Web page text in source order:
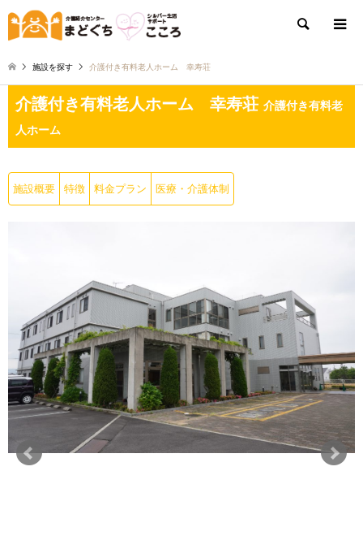
検索
施設を探す 介護付き有料老人ホーム 幸寿荘
介護付き有料老人ホーム 幸寿荘 介護付き有料老
人ホーム
施設概要 特徴 料金プラン 医療・介護体制